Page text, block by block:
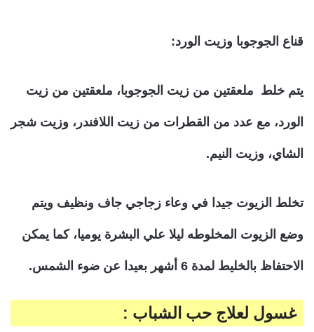
قناع الجوجوبا وزيت الورد:
يتم خلط ملعقتين من زيت الجوجوبا، ملعقتين من زيت
الورد، مع عدد من القطرات من زيت اللافندر، وزيت شجر
الشاي، وزيت النيم.
تخلط الزيوت جيدا في وعاء زجاجي جاف ونظيف ويتم
وضع الزيوت المخلوطه ليلا علي البشرة يوميا، كما يمكن
الاحتفاظ بالخليط لمدة 6 أشهر بعيدا عن ضوء الشمس.
غسول لعلاج حب الشباب :